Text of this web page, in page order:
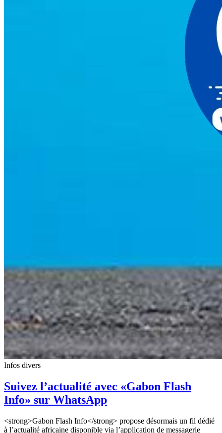
Infos divers
Suivez l’actualité avec «Gabon Flash
Info» sur WhatsApp
<strong>Gabon Flash Info</strong> propose désormais un fil dédié
à l’actualité africaine disponible via l’application de messagerie